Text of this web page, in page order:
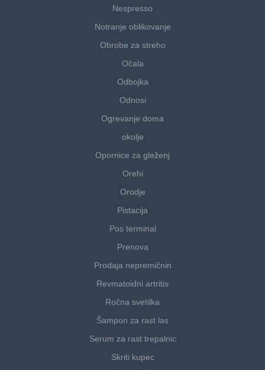
Nespresso
Notranje oblikovanje
Obrobe za streho
Očala
Odbojka
Odnosi
Ogrevanje doma
okolje
Opornice za gleženj
Orehi
Orodje
Pistacija
Pos terminal
Prenova
Prodaja nepremičnin
Revmatoidni artritis
Ročna svetilka
Šampon za rast las
Serum za rast trepalnic
Skriti kupec